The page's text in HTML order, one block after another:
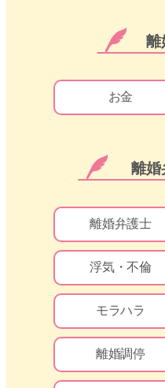
離
お金
離婚
離婚弁護士
浮気・不倫
モラハラ
離婚調停